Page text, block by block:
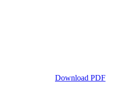
Download PDF